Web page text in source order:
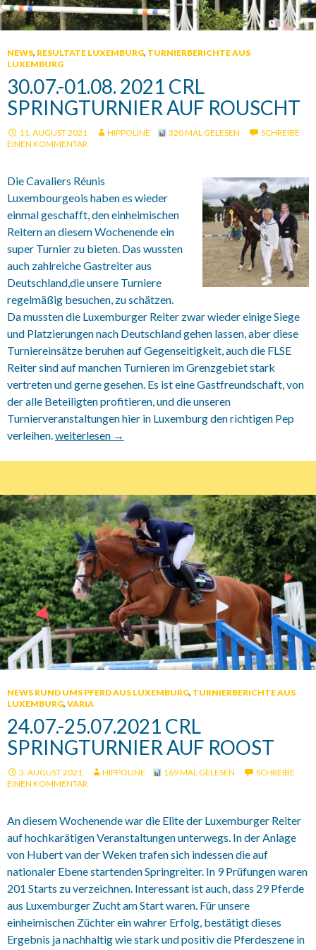
NEWS, RESULTATE LUXEMBURG, TURNIERBERICHTE AUS
LUXEMBURG
30.07.-01.08. 2021 CRL
SPRINGTURNIER AUF ROUSCHT
11. AUGUST 2021 HIPPOLINE 320 MAL GELESEN
SCHREIBE
EINEN KOMMENTAR
Die Cavaliers Réunis
Luxembourgeois haben es wieder
einmal geschafft, den einheimischen
Reitern an diesem Wochenende ein
super Turnier zu bieten. Das wussten
auch zahlreiche Gastreiter aus
Deutschland,die unsere Turniere
regelmäßig besuchen, zu schätzen.
Da mussten die Luxemburger Reiter zwar wieder einige Siege
und Platzierungen nach Deutschland gehen lassen, aber diese
Turniereinsätze beruhen auf Gegenseitigkeit, auch die FLSE
Reiter sind auf manchen Turnieren im Grenzgebiet stark
vertreten und gerne gesehen. Es ist eine Gastfreundschaft, von
der alle Beteiligten profitieren, und die unseren
Turnierveranstaltungen hier in Luxemburg den richtigen Pep
verleihen.30.07.-01.08. 2021 CRL Springturnier auf Rouscht
weiterlesen →
NEWS RUND UMS PFERD AUS LUXEMBURG, TURNIERBERICHTE AUS
LUXEMBURG, VARIA
24.07.-25.07.2021 CRL
SPRINGTURNIER AUF ROOST
3. AUGUST 2021 HIPPOLINE 169 MAL GELESEN
SCHREIBE
EINEN KOMMENTAR
An diesem Wochenende war die Elite der Luxemburger Reiter
auf hochkarätigen Veranstaltungen unterwegs. In der Anlage
von Hubert van der Weken trafen sich indessen die auf
nationaler Ebene startenden Springreiter. In 9 Prüfungen waren
201 Starts zu verzeichnen. Interessant ist auch, dass 29 Pferde
aus Luxemburger Zucht am Start waren. Für unsere
einheimischen Züchter ein wahrer Erfolg, bestätigt dieses
Ergebnis ja nachhaltig wie stark und positiv die Pferdeszene in